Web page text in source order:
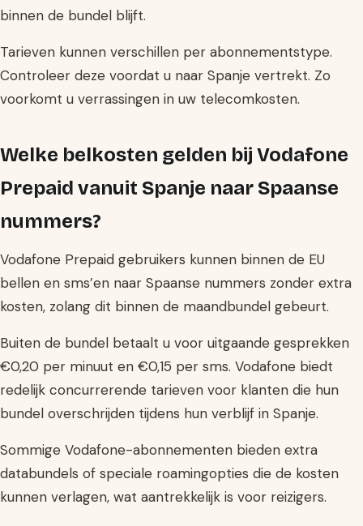
binnen de bundel blijft.
Tarieven kunnen verschillen per abonnementstype.
Controleer deze voordat u naar Spanje vertrekt. Zo
voorkomt u verrassingen in uw telecomkosten.
Welke belkosten gelden bij Vodafone
Prepaid vanuit Spanje naar Spaanse
nummers?
Vodafone Prepaid gebruikers kunnen binnen de EU
bellen en sms’en naar Spaanse nummers zonder extra
kosten, zolang dit binnen de maandbundel gebeurt.
Buiten de bundel betaalt u voor uitgaande gesprekken
€0,20 per minuut en €0,15 per sms. Vodafone biedt
redelijk concurrerende tarieven voor klanten die hun
bundel overschrijden tijdens hun verblijf in Spanje.
Sommige Vodafone-abonnementen bieden extra
databundels of speciale roamingopties die de kosten
kunnen verlagen, wat aantrekkelijk is voor reizigers.